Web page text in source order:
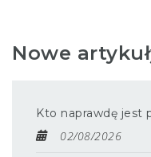
Nowe
Kto naprawdę jest
02/08/2026